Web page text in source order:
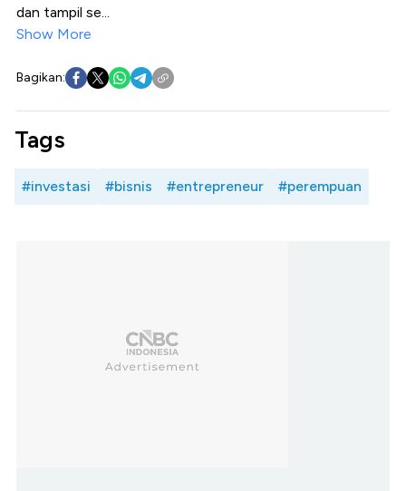
dan tampil se...
Show More
Bagikan:
Tags
#investasi #bisnis #entrepreneur #perempuan